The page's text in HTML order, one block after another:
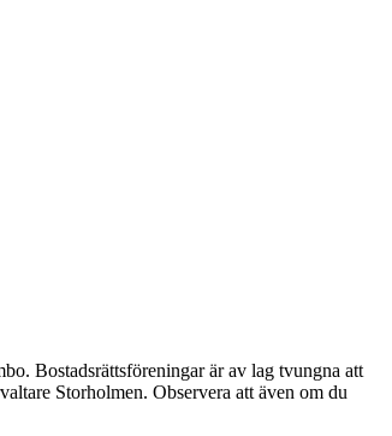
Bostadsrättsföreningar är av lag tvungna att
Storholmen. Observera att även om du